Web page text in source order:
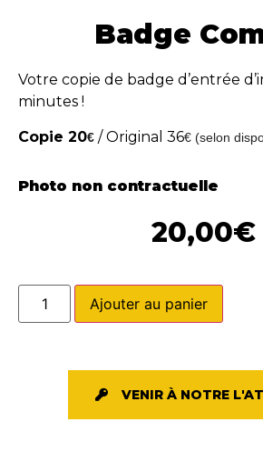
Badge
Votre copie de badge d’entrée
minutes !
Copie 20€ / Original 36€ (selon
Photo non contractuelle
20,00€
Ajouter au panier
VENIR À NOTRE